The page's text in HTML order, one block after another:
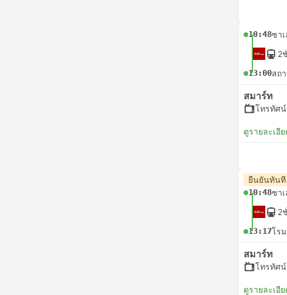
10:48ซา
2
13:00สถ
สมาร์ท
โทรทัศน์
ดูรายละเอีย
ยืนยันทันที
10:48ซา
2
13:17โร
สมาร์ท
โทรทัศน์
ดูรายละเอีย